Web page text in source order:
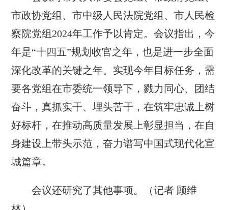
市政协党组、市中级人民法院党组、市人民检
察院党组2024年工作予以肯定。会议指出，今
年是“十四五”规划收官之年，也是进一步全面
深化改革的关键之年。实现今年目标任务，需
要各党组在市委统一领导下，戮力同心、团结
奋斗，真抓实干、埋头苦干，在筑牢忠诚上树
好标杆，在推动高质量发展上彰显担当，在自
身建设上带头示范，奋力谱写中国式现代化宣
城篇章。
会议还研究了其他事项。（记者 顾维